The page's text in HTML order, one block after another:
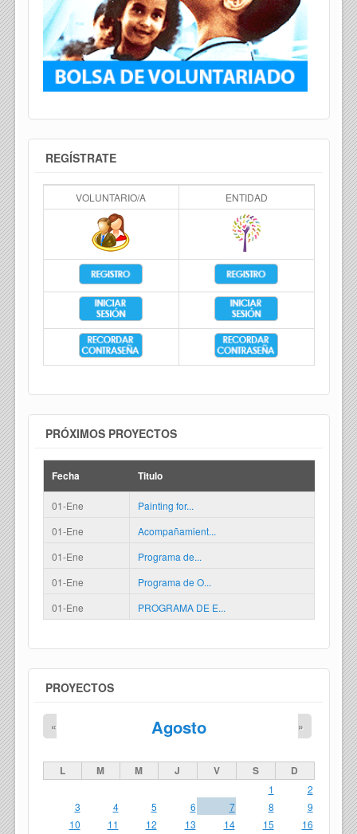
REGÍSTRATE
VOLUNTARIO/A ENTIDAD
PRÓXIMOS PROYECTOS
Fecha Titulo
01-Ene
Painting for...
01-Ene
Acompañamient...
01-Ene
Programa de...
01-Ene
Programa de O...
01-Ene
PROGRAMA DE E...
PROYECTOS
Agosto
« »
L M M J V S D
1
2
3
4 5 6 7 8
9
10
11 12 13 14 15
16